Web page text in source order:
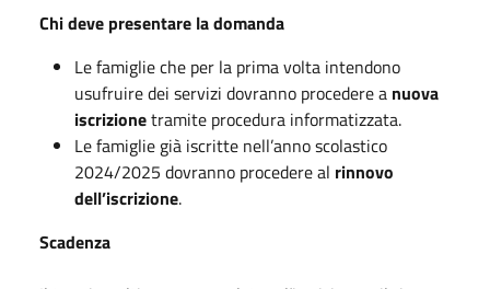
Chi deve presentare la domanda
Le famiglie che per la prima volta intendono
usufruire dei servizi dovranno procedere a nuova
iscrizionetramite procedura informatizzata.
Le famiglie già iscritte nell’anno scolastico
2024/2025 dovranno procedere al rinnovo
dell’iscrizione.
Scadenza